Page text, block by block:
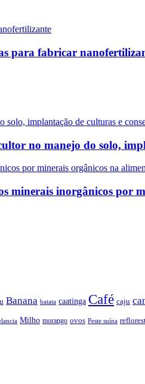
para fabricar
no manejo do solo,
minerais inorgânicos por
Banana batata caatinga Café caju
Milho morango ovos Peste suína